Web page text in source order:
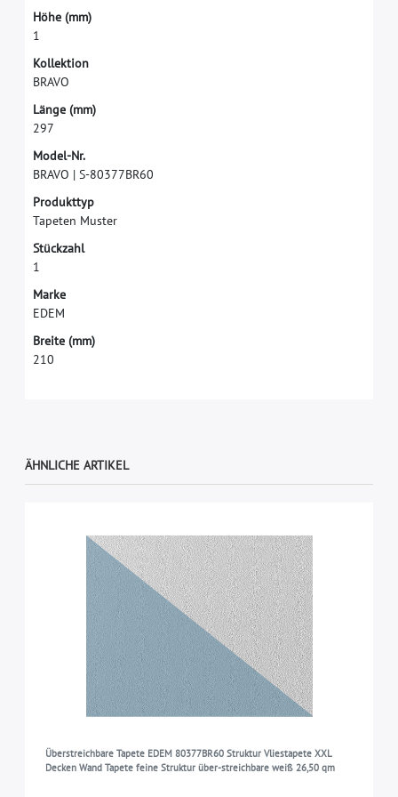
Höhe (mm)
1
Kollektion
BRAVO
Länge (mm)
297
Model-Nr.
BRAVO | S-80377BR60
Produkttyp
Tapeten Muster
Stückzahl
1
Marke
EDEM
Breite (mm)
210
ÄHNLICHE ARTIKEL
Überstreichbare Tapete EDEM 80377BR60 Struktur Vliestapete XXL
Decken Wand Tapete feine Struktur über-streichbare weiß 26,50 qm